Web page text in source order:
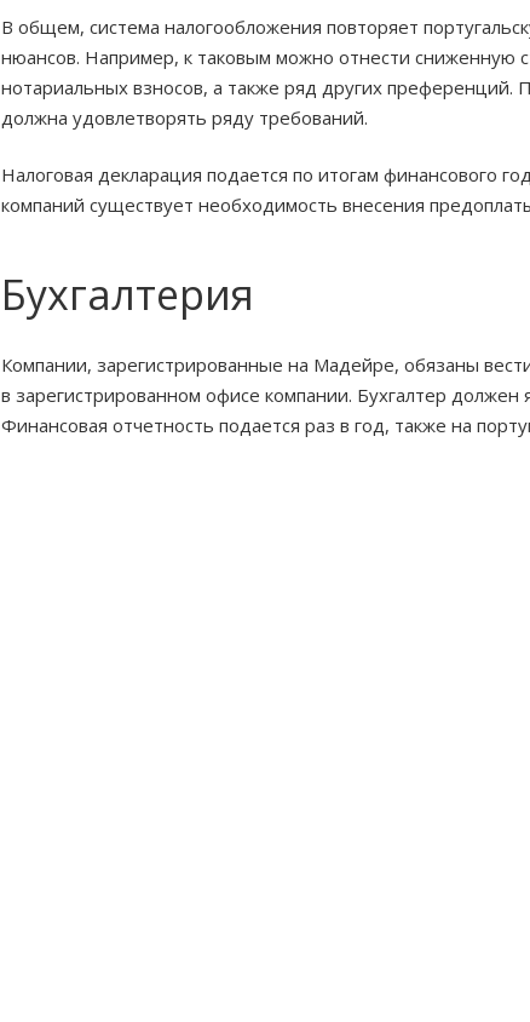
В общем, система налогообложения повторяет
нюансов. Например, к таковым можно отнести сниженную
нотариальных взносов, а также ряд других
должна удовлетворять ряду требований.
Налоговая декларация подается по итогам финансового
компаний существует необходимость внесения
Бухгалтерия
Компании, зарегистрированные на Мадейре, обязаны
в зарегистрированном офисе компании. Бухгалтер должен
Финансовая отчетность подается раз в год, также на